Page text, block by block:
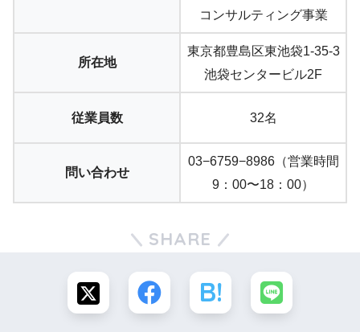
コンサルティング事業
所在地
東京都豊島区東池袋1-35-3
池袋センタービル2F
従業員数 32名
問い合わせ
03−6759−8986（営業時間
9：00〜18：00）
SHARE